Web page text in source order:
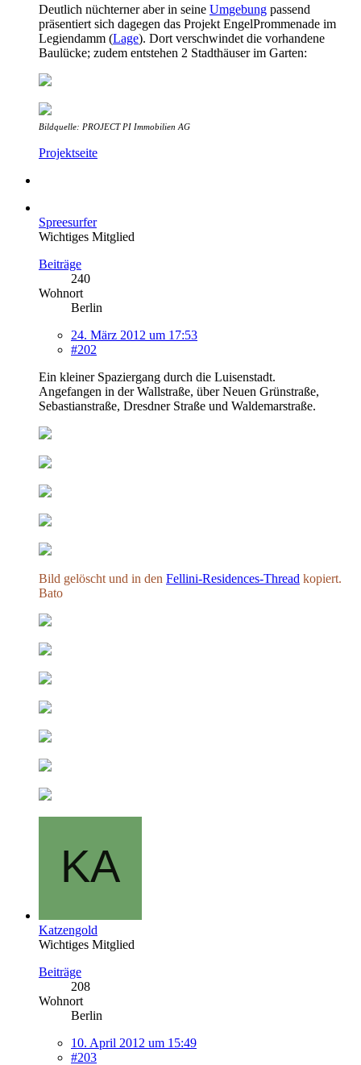
Deutlich nüchterner aber in seine Umgebung passend
präsentiert sich dagegen das Projekt EngelPrommenade im
Legiendamm (Lage). Dort verschwindet die vorhandene
Baulücke; zudem entstehen 2 Stadthäuser im Garten:
Bildquelle: PROJECT PI Immobilien AG
Projektseite
Spreesurfer
Wichtiges Mitglied
Beiträge
240
Wohnort
Berlin
24. März 2012 um 17:53
#202
Ein kleiner Spaziergang durch die Luisenstadt.
Angefangen in der Wallstraße, über Neuen Grünstraße,
Sebastianstraße, Dresdner Straße und Waldemarstraße.
Bild gelöscht und in den Fellini-Residences-Thread kopiert.
Bato
Katzengold
Wichtiges Mitglied
Beiträge
208
Wohnort
Berlin
10. April 2012 um 15:49
#203